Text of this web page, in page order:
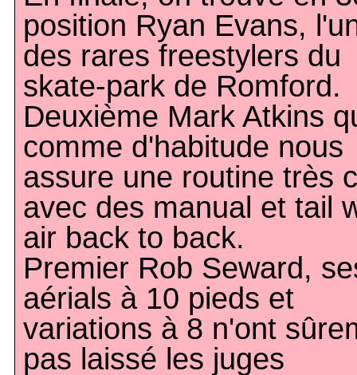
position Ryan Evans,
des rares freestylers du
skate-park de Romford.
Deuxième Mark Atkins
comme d'habitude nous
assure une routine très
avec des manual et tail
air back to back.
Premier Rob Seward,
aérials à 10 pieds et
variations à 8 n'ont
pas laissé les juges